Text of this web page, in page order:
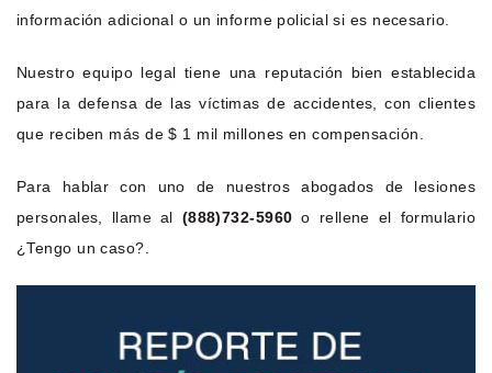
información adicional o un informe policial si es necesario.
Nuestro equipo legal tiene una reputación bien establecida
para la defensa de las víctimas de accidentes, con clientes
que reciben más de $ 1 mil millones en compensación.
Para hablar con uno de nuestros abogados de lesiones
personales, llame al (888)732-5960 o rellene el formulario
¿Tengo un caso?.